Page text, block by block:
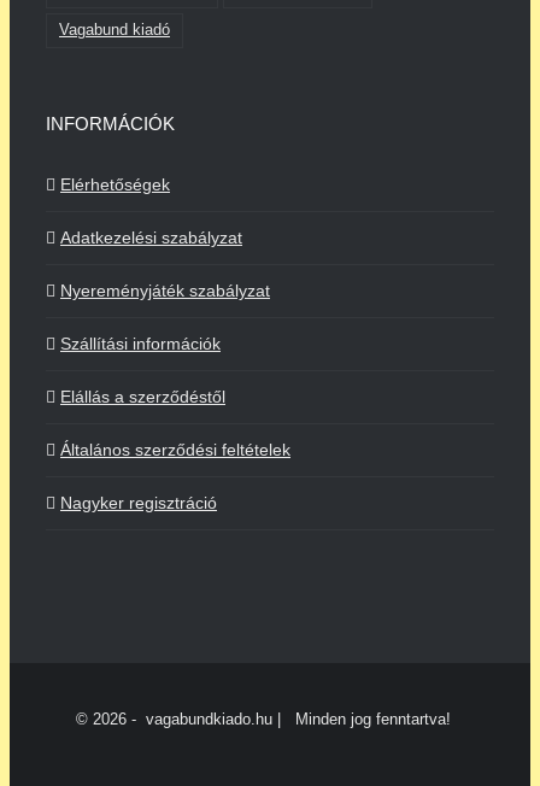
Vagabund kiadó
INFORMÁCIÓK
Elérhetőségek
Adatkezelési szabályzat
Nyereményjáték szabályzat
Szállítási információk
Elállás a szerződéstől
Általános szerződési feltételek
Nagyker regisztráció
© 2026 - vagabundkiado.hu | Minden jog fenntartva!